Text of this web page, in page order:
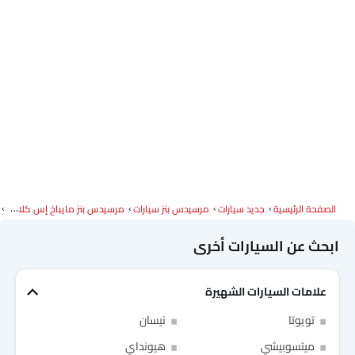
الصفحة الرئيسية جديد سيارات مرسيدس بنز سيارات مرسيدس بنز مايباخ إس كلاس
ابحث عن السيارات أخرى
علامات السيارات الشهيرة
تويوتا
نيسان
ميتسوبيشي
هيونداي